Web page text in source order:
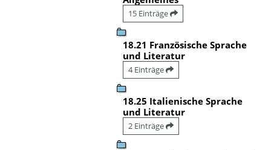
15 Einträge
18.21 Französische Sprache
und Literatur
4 Einträge
18.25 Italienische Sprache
und Literatur
2 Einträge